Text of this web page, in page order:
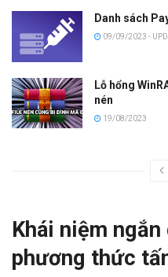
Danh sách
09/09/2023 -
Lỗ hổng
nén
19/08/2023
Khái niệm
phương thức